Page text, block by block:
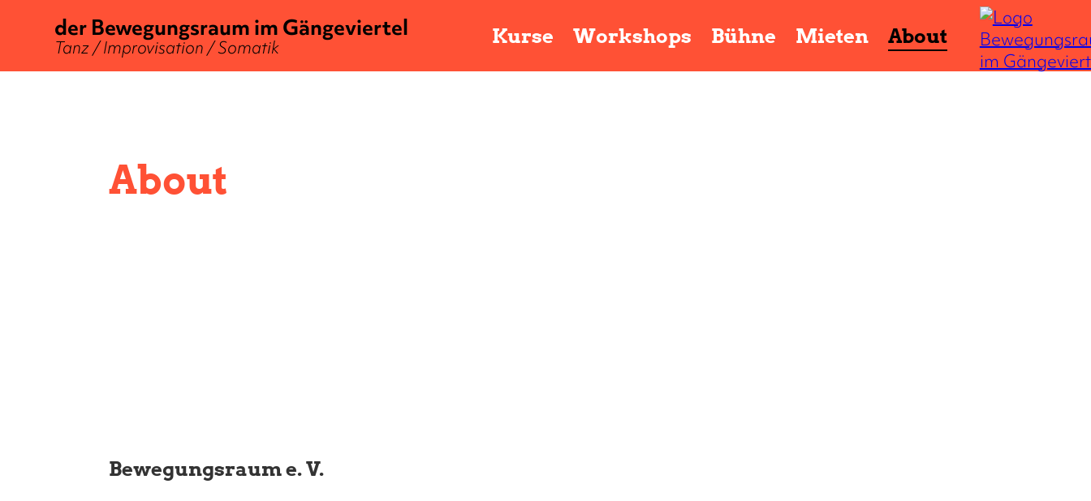
der Bewegungsraum im Gängeviertel
Tanz / Improvisation / Somatik
Kurse Workshops Bühne Mieten About
About
Bewegungsraum e. V.